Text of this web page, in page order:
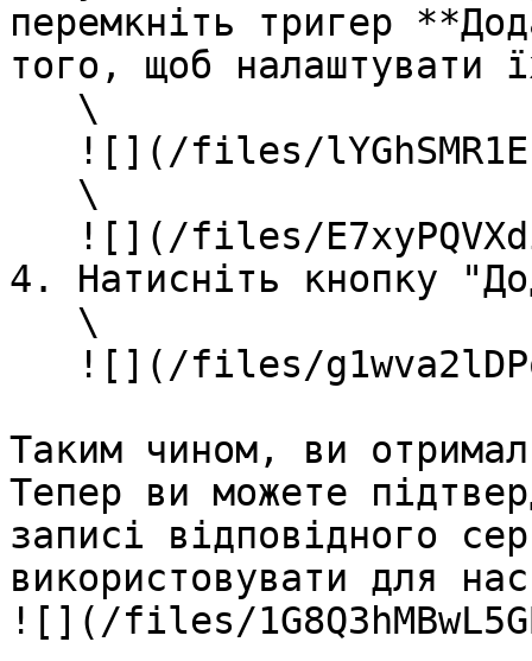
перемкніть тригер
того, щоб налаштувати
4. Натисніть кнопку
Таким чином, ви
Тепер ви можете
записі відповідного
використовувати для
![](/files/